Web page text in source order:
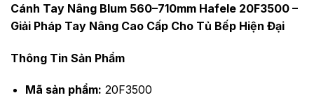
Cánh Tay Nâng Blum 560–710mm Hafele 20F3500 –
Giải Pháp Tay Nâng Cao Cấp Cho Tủ Bếp Hiện Đại
Thông Tin Sản Phẩm
Mã sản phẩm: 20F3500